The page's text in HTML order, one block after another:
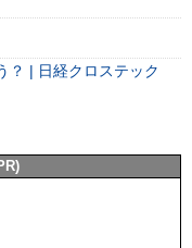
？ | 日経クロステック